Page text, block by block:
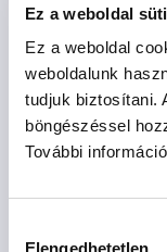
Ez a weboldal
Ez a weboldal
weboldalunk
tudjuk biztosítani.
böngészéssel
További
Elengedhetetlen
Magyarországi
bemutatta a
közlekedési
négyes metró
gyengénlátókat.
lehetőséget is,
magukat és